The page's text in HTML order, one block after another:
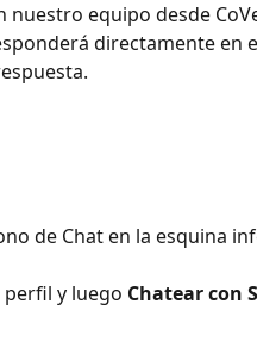
nuestro equipo desde
directamente en
de Chat en la esquina
y luego Chatear con